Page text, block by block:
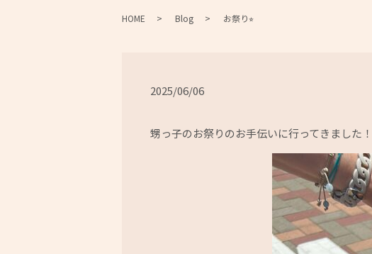
HOME Blog お祭り⭐︎
2025/06/06
甥っ子のお祭りのお手伝いに行ってきました！